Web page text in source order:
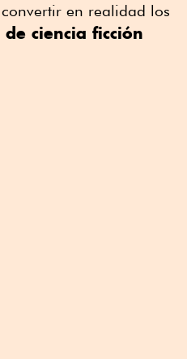
en realidad los
ciencia ficción